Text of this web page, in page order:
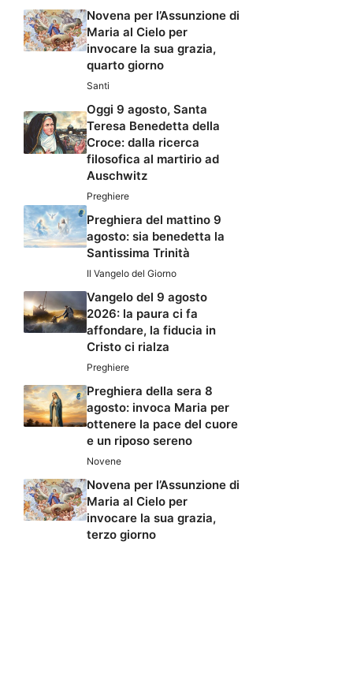
Novena per l’Assunzione di
Maria al Cielo per
invocare la sua grazia,
quarto giorno
Santi
Oggi 9 agosto, Santa
Teresa Benedetta della
Croce: dalla ricerca
filosofica al martirio ad
Auschwitz
Preghiere
Preghiera del mattino 9
agosto: sia benedetta la
Santissima Trinità
Il Vangelo del Giorno
Vangelo del 9 agosto
2026: la paura ci fa
affondare, la fiducia in
Cristo ci rialza
Preghiere
Preghiera della sera 8
agosto: invoca Maria per
ottenere la pace del cuore
e un riposo sereno
Novene
Novena per l’Assunzione di
Maria al Cielo per
invocare la sua grazia,
terzo giorno